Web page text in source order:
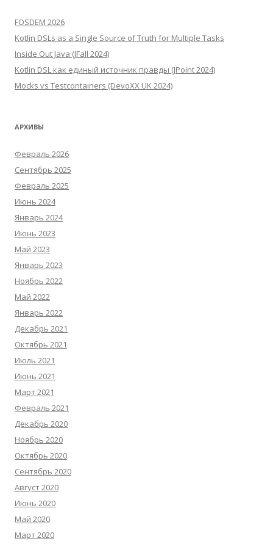
FOSDEM 2026
Kotlin DSLs as a Single Source of Truth for Multiple Tasks
Inside Out Java (JFall 2024)
Kotlin DSL как единый источник правды (JPoint 2024)
Mocks vs Testcontainers (DevoXX UK 2024)
АРХИВЫ
Февраль 2026
Сентябрь 2025
Февраль 2025
Июнь 2024
Январь 2024
Июнь 2023
Май 2023
Январь 2023
Ноябрь 2022
Май 2022
Январь 2022
Декабрь 2021
Октябрь 2021
Июль 2021
Июнь 2021
Март 2021
Февраль 2021
Декабрь 2020
Ноябрь 2020
Октябрь 2020
Сентябрь 2020
Август 2020
Июнь 2020
Май 2020
Март 2020